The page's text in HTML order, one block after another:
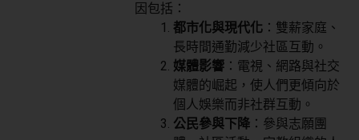
因包括：
都市化與現代化 ：雙薪家庭、
長時間通勤減少社區互動。
媒體影響 ：電視、網路與社交
媒體的崛起，使人們更傾向於
個人娛樂而非社群互動。
公民參與下降 ：參與志願團